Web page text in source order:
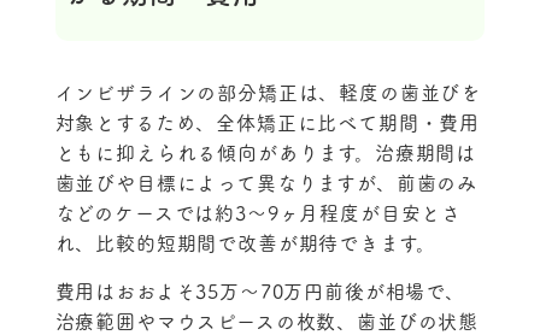
インビザラインの部分矯正は、軽度の歯並びを
対象とするため、全体矯正に比べて期間・費用
ともに抑えられる傾向があります。治療期間は
歯並びや目標によって異なりますが、前歯のみ
などのケースでは約3〜9ヶ月程度が目安とさ
れ、比較的短期間で改善が期待できます。
費用はおおよそ35万〜70万円前後が相場で、
治療範囲やマウスピースの枚数、歯並びの状態